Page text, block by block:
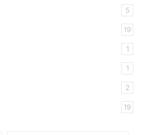
5
19
1
1
2
19